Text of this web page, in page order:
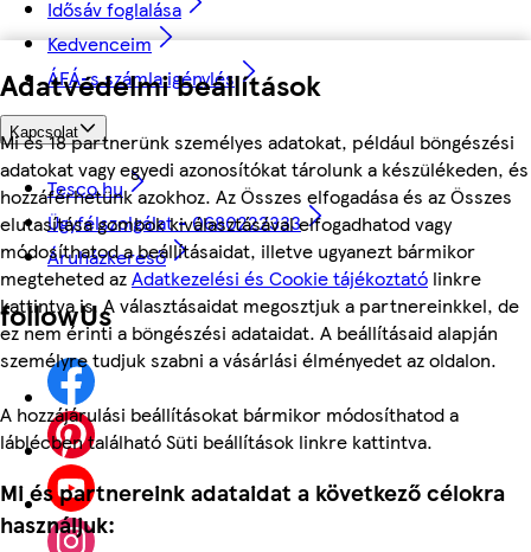
Adatvédelmi beállítások
Mi és 18 partnerünk személyes adatokat, például böngészési
adatokat vagy egyedi azonosítókat tárolunk a készülékeden, és
hozzáférhetünk azokhoz. Az Összes elfogadása és az Összes
elutasítása gombok kiválasztásával elfogadhatod vagy
módosíthatod a beállításaidat, illetve ugyanezt bármikor
megteheted azAdatkezelési és Cookie tájékoztató linkre
kattintva is. A választásaidat megosztjuk a partnereinkkel, de
ez nem érinti a böngészési adataidat. A beállításaid alapján
személyre tudjuk szabni a vásárlási élményedet az oldalon.
A hozzájárulási beállításokat bármikor módosíthatod a
láblécben található Süti beállítások linkre kattintva.
Mi és partnereink adataidat a következő célokra
használjuk:
Idősáv foglalása
Kedvenceim
ÁFÁ-s számla igénylés
Kapcsolat
Tesco.hu
Ügyfélszolgálat - 0680222333
Áruházkereső
followUs